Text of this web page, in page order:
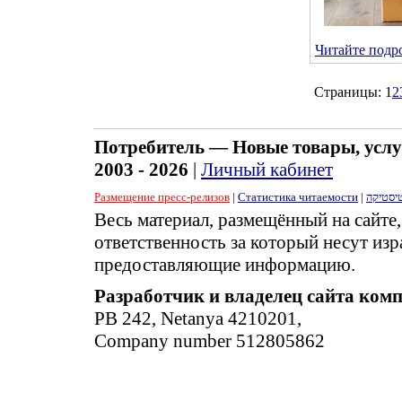
Читайте
Страницы: 1 2
Потребитель — Новые товары,
2003 - 2026 | Личный кабинет
Размещение пресс-релизов | Статистика читаемости |
Весь материал, размещённый на
ответственность за который несут
предоставляющие информацию.
Разработчик и владелец сайта
PB 242, Netanya 4210201,
Company number 512805862